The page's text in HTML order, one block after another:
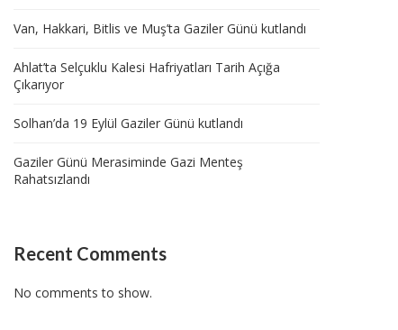
Van, Hakkari, Bitlis ve Muş’ta Gaziler Günü kutlandı
Ahlat’ta Selçuklu Kalesi Hafriyatları Tarih Açığa
Çıkarıyor
Solhan’da 19 Eylül Gaziler Günü kutlandı
Gaziler Günü Merasiminde Gazi Menteş
Rahatsızlandı
Recent Comments
No comments to show.